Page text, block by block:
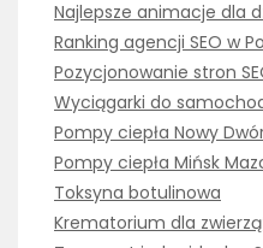
Najlepsze animacje dla
Ranking agencji SEO w
Pozycjonowanie stron
Wyciągarki do
Pompy ciepła Nowy
Pompy ciepła Mińsk
Toksyna botulinowa
Krematorium dla